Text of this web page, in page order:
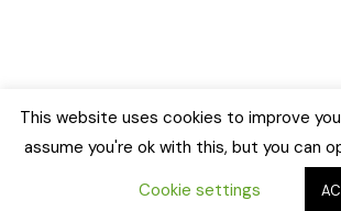
This website uses cookies to improve
assume you're ok with this, but you can
Cookie settings